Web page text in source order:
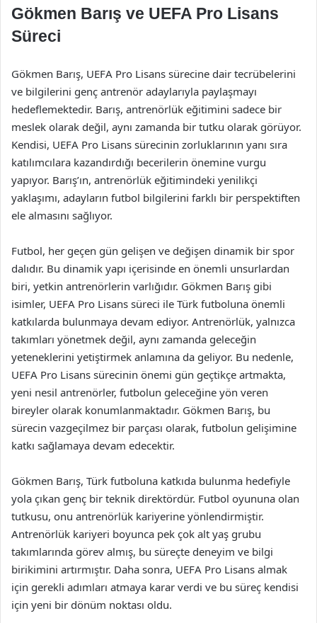
Gökmen Barış ve UEFA Pro Lisans
Süreci
Gökmen Barış, UEFA Pro Lisans sürecine dair tecrübelerini
ve bilgilerini genç antrenör adaylarıyla paylaşmayı
hedeflemektedir. Barış, antrenörlük eğitimini sadece bir
meslek olarak değil, aynı zamanda bir tutku olarak görüyor.
Kendisi, UEFA Pro Lisans sürecinin zorluklarının yanı sıra
katılımcılara kazandırdığı becerilerin önemine vurgu
yapıyor. Barış’ın, antrenörlük eğitimindeki yenilikçi
yaklaşımı, adayların futbol bilgilerini farklı bir perspektiften
ele almasını sağlıyor.
Futbol, her geçen gün gelişen ve değişen dinamik bir spor
dalıdır. Bu dinamik yapı içerisinde en önemli unsurlardan
biri, yetkin antrenörlerin varlığıdır. Gökmen Barış gibi
isimler, UEFA Pro Lisans süreci ile Türk futboluna önemli
katkılarda bulunmaya devam ediyor. Antrenörlük, yalnızca
takımları yönetmek değil, aynı zamanda geleceğin
yeteneklerini yetiştirmek anlamına da geliyor. Bu nedenle,
UEFA Pro Lisans sürecinin önemi gün geçtikçe artmakta,
yeni nesil antrenörler, futbolun geleceğine yön veren
bireyler olarak konumlanmaktadır. Gökmen Barış, bu
sürecin vazgeçilmez bir parçası olarak, futbolun gelişimine
katkı sağlamaya devam edecektir.
Gökmen Barış, Türk futboluna katkıda bulunma hedefiyle
yola çıkan genç bir teknik direktördür. Futbol oyununa olan
tutkusu, onu antrenörlük kariyerine yönlendirmiştir.
Antrenörlük kariyeri boyunca pek çok alt yaş grubu
takımlarında görev almış, bu süreçte deneyim ve bilgi
birikimini artırmıştır. Daha sonra, UEFA Pro Lisans almak
için gerekli adımları atmaya karar verdi ve bu süreç kendisi
için yeni bir dönüm noktası oldu.